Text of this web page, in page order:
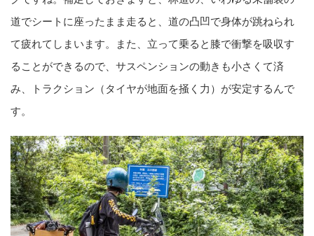
道でシートに座ったまま走ると、道の凸凹で身体が跳ねられ
て疲れてしまいます。また、立って乗ると膝で衝撃を吸収す
ることができるので、サスペンションの動きも小さくて済
み、トラクション（タイヤが地面を掻く力）が安定するんで
す。